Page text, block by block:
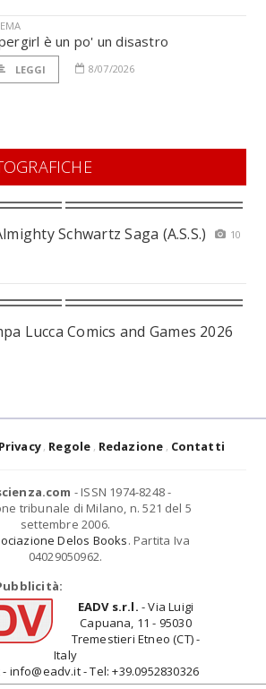
è un po' un disastro
LEGGI 8/07/2026
Schwartz Saga (A.S.S.)
10
Lucca Comics and Games 2026
Privacy Regole Redazione Contatti
- ISSN 1974-8248 -
tribunale di Milano, n. 521 del 5
settembre 2006.
Delos Books. Partita Iva
04029050962.
EADV s.r.l. - Via Luigi
Capuana, 11 - 95030
Tremestieri Etneo (CT) -
Italy
info@eadv.it - Tel: +39.0952830326